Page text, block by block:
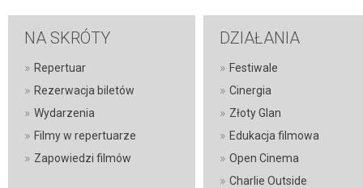
NA SKRÓTY
» Repertuar
» Rezerwacja biletów
» Wydarzenia
» Filmy w repertuarze
» Zapowiedzi filmów
DZIAŁANIA
» Festiwale
» Cinergia
» Złoty Glan
» Edukacja filmowa
» Open Cinema
» Charlie Outside